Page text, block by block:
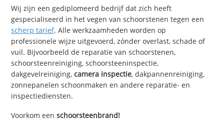
Wij zijn een gediplomeerd bedrijf dat zich heeft
gespecialiseerd in het vegen van schoorstenen tegen een
scherp tarief. Alle werkzaamheden worden op
professionele wijze uitgevoerd, zónder overlast, schade of
vuil. Bijvoorbeeld de reparatie van schoorstenen,
schoorsteenreiniging, schoorsteeninspectie,
dakgevelreiniging,camera inspectie, dakpannenreiniging,
zonnepanelen schoonmaken en andere reparatie- en
inspectiediensten.
Voorkom eenschoorsteenbrand!